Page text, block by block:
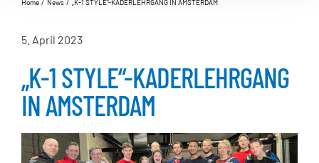
Home News „K-1 STYLE“-KADERLEHRGANG IN AMSTERDAM
5. April 2023
„K-1 STYLE“-KADERLEHRGANG
IN AMSTERDAM